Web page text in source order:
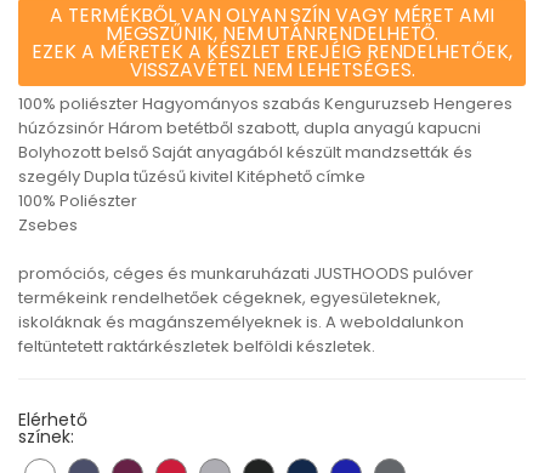
A TERMÉKBŐL VAN OLYAN SZÍN VAGY MÉRET AMI
MEGSZŰNIK, NEM UTÁNRENDELHETŐ.
EZEK A MÉRETEK A KÉSZLET EREJÉIG RENDELHETŐEK,
VISSZAVÉTEL NEM LEHETSÉGES.
100% poliészter Hagyományos szabás Kenguruzseb Hengeres
húzózsinór Három betétből szabott, dupla anyagú kapucni
Bolyhozott belső Saját anyagából készült mandzsetták és
szegély Dupla tűzésű kivitel Kitéphető címke
100% Poliészter
Zsebes
promóciós, céges és munkaruházati JUSTHOODS pulóver
termékeink rendelhetőek cégeknek, egyesületeknek,
iskoláknak és magánszemélyeknek is. A weboldalunkon
feltüntetett raktárkészletek belföldi készletek.
Elérhető
színek: